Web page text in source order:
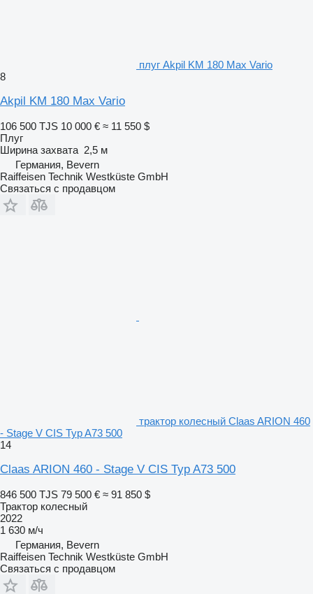
плуг Akpil KM 180 Max Vario
8
Akpil KM 180 Max Vario
106 500 TJS 10 000 € ≈ 11 550 $
Плуг
Ширина захвата 2,5 м
Германия, Bevern
Raiffeisen Technik Westküste GmbH
Связаться с продавцом
трактор колесный Claas ARION 460
- Stage V CIS Typ A73 500
14
Claas ARION 460 - Stage V CIS Typ A73 500
846 500 TJS 79 500 € ≈ 91 850 $
Трактор колесный
2022
1 630 м/ч
Германия, Bevern
Raiffeisen Technik Westküste GmbH
Связаться с продавцом